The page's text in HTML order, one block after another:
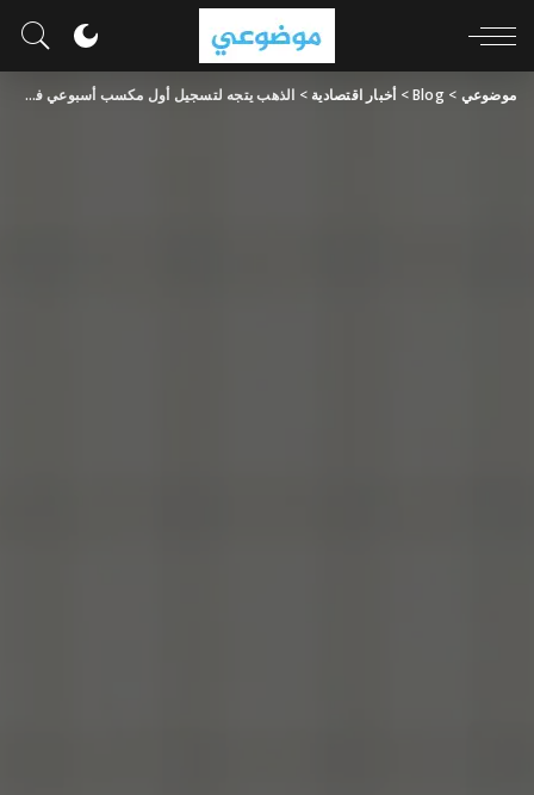
موضوعي >
Blog
> أخبار اقتصادية > الذهب يتجه لتسجيل أول مكسب أسبوعي في 4 أسابيع